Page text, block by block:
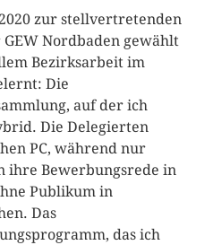
zur stellvertretenden
Nordbaden​ gewählt
Bezirksarbeit im
Die
auf der ich
Die Delegierten
PC, während nur
ihre Bewerbungsrede in
Publikum in
Das
das ich